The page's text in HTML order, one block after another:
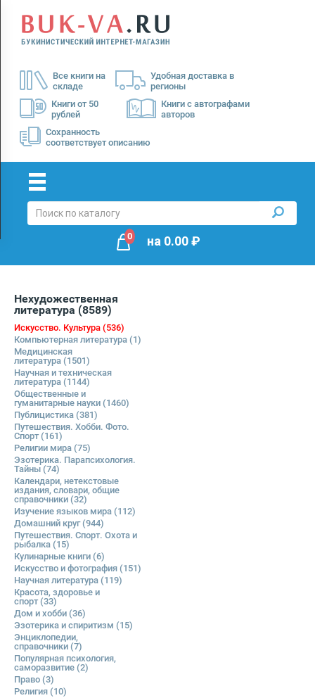
Все книги на
складе
Удобная доставка в
регионы
Книги от 50
рублей
Книги с автографами
авторов
Сохранность
соответствует описанию
Menu
Доставка
Оплата
0 на 0.00₽
Нехудожественная
литература (8589)
Искусство. Культура (536)
Компьютерная литература (1)
Медицинская
литература (1501)
Научная и техническая
литература (1144)
Общественные и
гуманитарные науки (1460)
Публицистика (381)
Путешествия. Хобби. Фото.
Спорт(161)
Религии мира (75)
Эзотерика. Парапсихология.
Тайны (74)
Календари, нетекстовые
издания, словари, общие
справочники (32)
Изучение языков мира (112)
Домашний круг(944)
Путешествия. Спорт. Охота и
рыбалка (15)
Кулинарные книги (6)
Искусство и фотография (151)
Научная литература (119)
Красота, здоровье и
спорт(33)
Дом и хобби (36)
Эзотерика и спиритизм (15)
Энциклопедии,
справочники (7)
Популярная психология,
саморазвитие (2)
Право (3)
Религия (10)